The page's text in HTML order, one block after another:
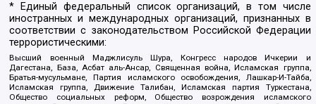
* Единый федеральный список организаций, в том числе
иностранных и международных организаций, признанных в
соответствии с законодательством Российской Федерации
террористическими:
Высший военный Маджлисуль Шура, Конгресс народов Ичкерии и
Дагестана, База, Асбат аль-Ансар, Священная война, Исламская группа,
Братья-мусульмане, Партия исламского освобождения, Лашкар-И-Тайба,
Исламская группа, Движение Талибан, Исламская партия Туркестана,
Общество социальных реформ, Общество возрождения исламского